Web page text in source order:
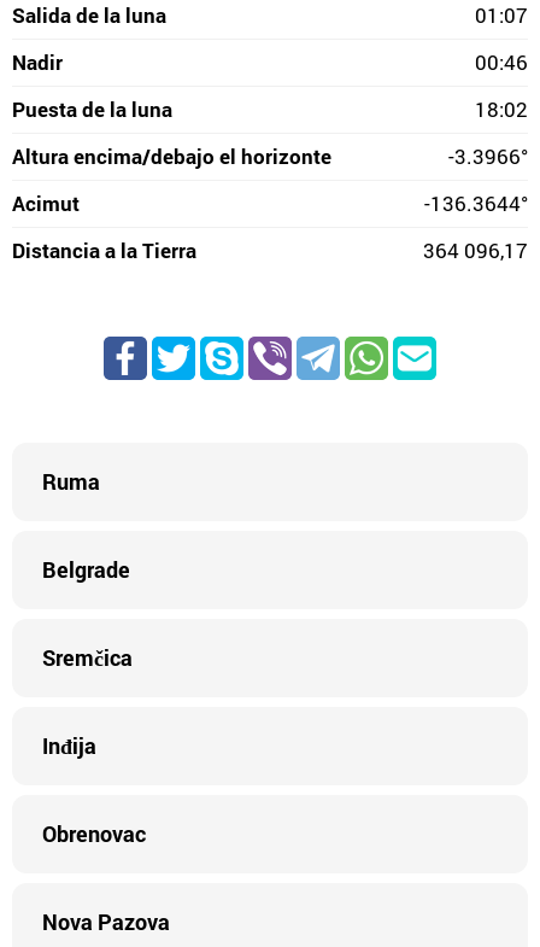
Salida de la luna
01:07
Nadir
00:46
Puesta de la luna
18:02
Altura encima/debajo el horizonte
-3.3966°
Acimut
-136.3644°
Distancia a la Tierra
364 096,17
Ruma
Belgrade
Sremčica
Inđija
Obrenovac
Nova Pazova